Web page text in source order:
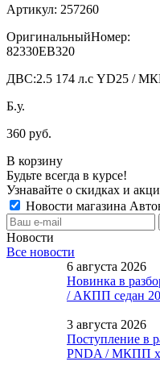
Артикул: 257260
ОригинальныйНомер:
82330EB320
ДВС:2.5 174 л.с YD25 /
Б.у.
360 руб.
В корзину
Будьте всегда в курсе!
Узнавайте о скидках и
Новости магазина
Новости
Все новости
6 августа 2026
Новинка в
/ АКПП седан
3 августа 2026
Поступление в
PNDA / МКПП